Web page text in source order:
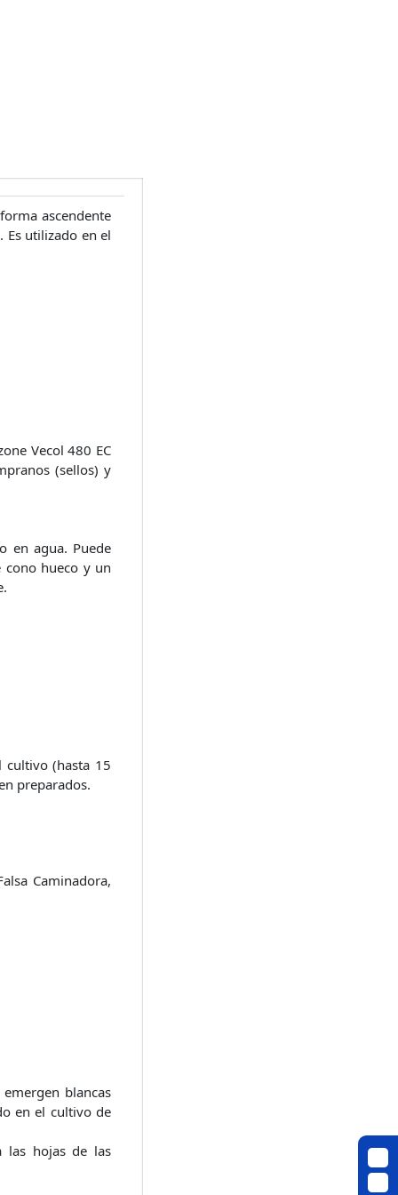
ascendente
Es utilizado en el
Vecol 480 EC
(sellos) y
en agua. Puede
cono hueco y un
cultivo (hasta 15
preparados.
Caminadora,
blancas
en el cultivo de
las hojas de las